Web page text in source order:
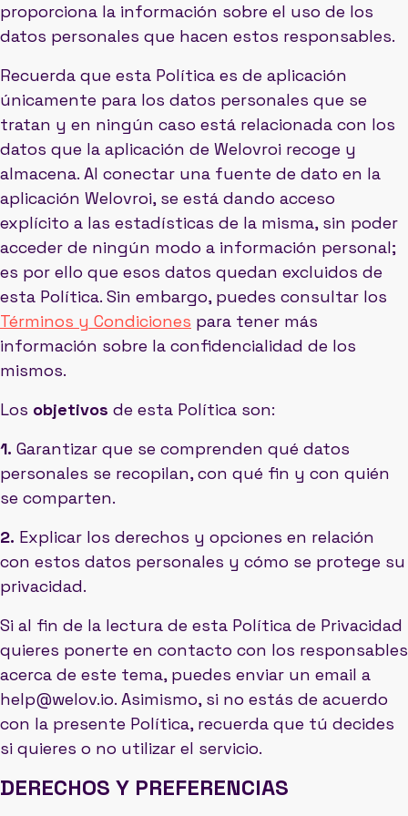
proporciona la información sobre el uso de los
datos personales que hacen estos responsables.
Recuerda que esta Política es de aplicación
únicamente para los datos personales que se
tratan y en ningún caso está relacionada con los
datos que la aplicación de Welovroi recoge y
almacena. Al conectar una fuente de dato en la
aplicación Welovroi, se está dando acceso
explícito a las estadísticas de la misma, sin poder
acceder de ningún modo a información personal;
es por ello que esos datos quedan excluidos de
esta Política. Sin embargo, puedes consultar los
Términos y Condiciones para tener más
información sobre la confidencialidad de los
mismos.
Los objetivos de esta Política son:
1. Garantizar que se comprenden qué datos
personales se recopilan, con qué fin y con quién
se comparten.
2. Explicar los derechos y opciones en relación
con estos datos personales y cómo se protege su
privacidad.
Si al fin de la lectura de esta Política de Privacidad
quieres ponerte en contacto con los responsables
acerca de este tema, puedes enviar un email a
help@welov.io. Asimismo, si no estás de acuerdo
con la presente Política, recuerda que tú decides
si quieres o no utilizar el servicio.
DERECHOS Y PREFERENCIAS